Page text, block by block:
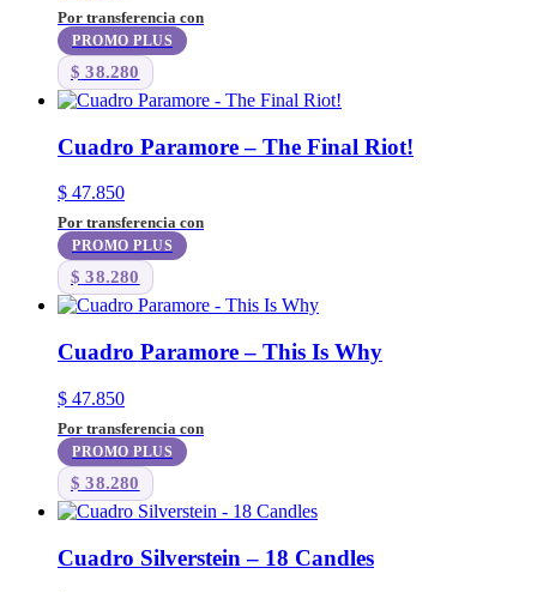
Por transferencia con
PROMO PLUS
$ 38.280
Cuadro Paramore – The Final Riot!
$ 47.850
Por transferencia con
PROMO PLUS
$ 38.280
Cuadro Paramore – This Is Why
$ 47.850
Por transferencia con
PROMO PLUS
$ 38.280
Cuadro Silverstein – 18 Candles